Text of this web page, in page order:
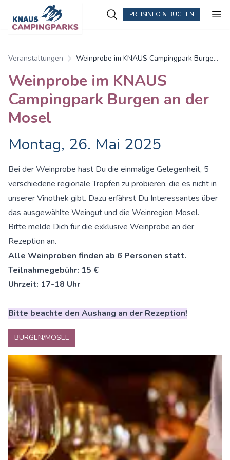
PREISINFO & BUCHEN
Veranstaltungen
Weinprobe im KNAUS Campingpark Burgen
Weinprobe im KNAUS
Campingpark Burgen an der
Mosel
Montag, 26. Mai 2025
Bei der Weinprobe hast Du die einmalige Gelegenheit, 5
verschiedene regionale Tropfen zu probieren, die es nicht in
unserer Vinothek gibt. Dazu erfährst Du Interessantes über
das ausgewählte Weingut und die Weinregion Mosel.
Bitte melde Dich für die exklusive Weinprobe an der
Rezeption an.
Alle Weinproben finden ab 6 Personen statt.
Teilnahmegebühr: 15 €
Uhrzeit: 17-18 Uhr
Bitte beachte den Aushang an der Rezeption!
BURGEN/MOSEL